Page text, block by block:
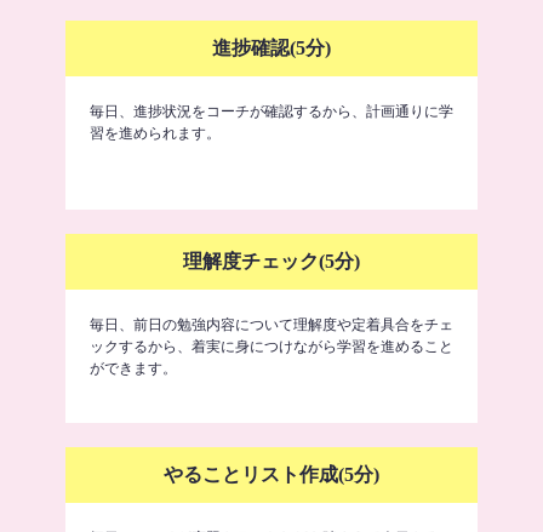
進捗確認(5分)
毎日、進捗状況をコーチが確認するから、計画通りに学
習を進められます。
理解度チェック(5分)
毎日、前日の勉強内容について理解度や定着具合をチェ
ックするから、着実に身につけながら学習を進めること
ができます。
やることリスト作成(5分)